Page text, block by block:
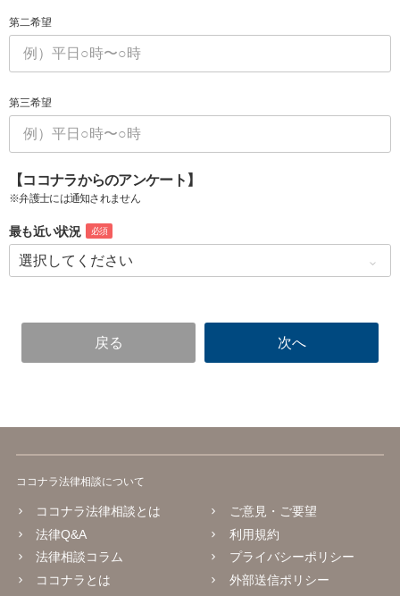
第二希望
第三希望
【ココナラからのアンケート】
※弁護士には通知されません
最も近い状況 必須
ココナラ法律相談について
ココナラ法律相談とは
法律Q&A
法律相談コラム
ココナラとは
ご意見・ご要望
利用規約
プライバシーポリシー
外部送信ポリシー